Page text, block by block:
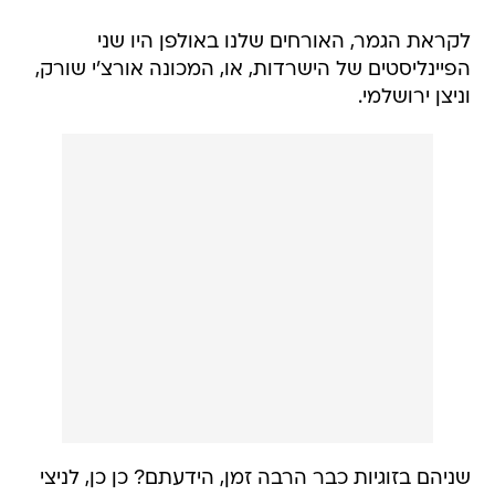
לקראת הגמר, האורחים שלנו באולפן היו שני
הפיינליסטים של הישרדות, או, המכונה אורצ'י שורק,
וניצן ירושלמי.
שניהם בזוגיות כבר הרבה זמן, הידעתם? כן כן, לניצי